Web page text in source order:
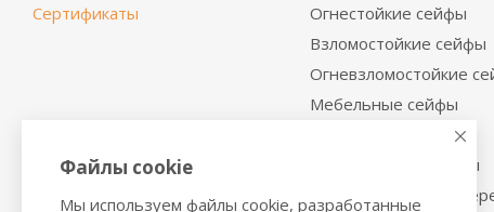
Сертификаты
Огнестойкие сейфы
Взломостойкие сейфы
Огневзломостойкие
Мебельные сейфы
Депозитные сейфы
Встраиваемые сейфы
Сейфы с отделкой
Файлы cookie
Мы используем файлы cookie, разработанные